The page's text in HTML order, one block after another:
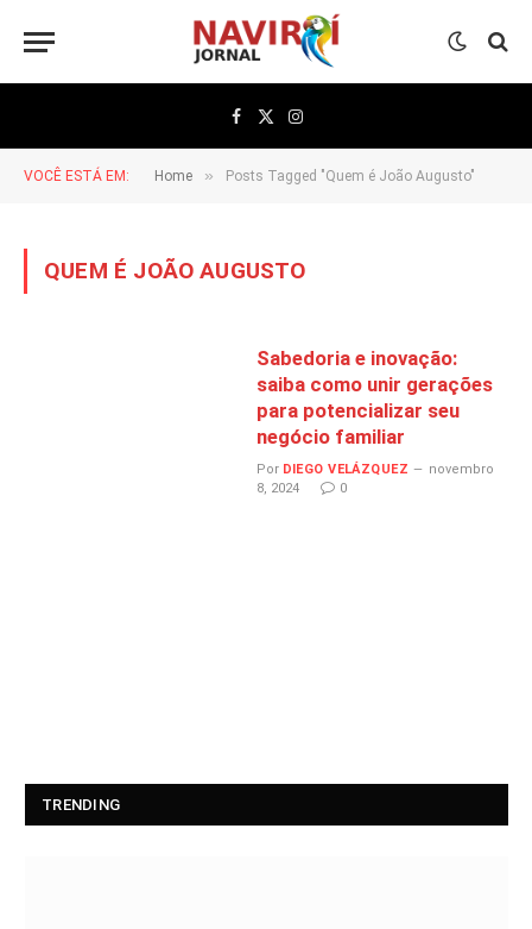
Facebook
X
(Twitter)
Instagram
VOCÊ ESTÁ EM: Home » Posts Tagged "Quem é João Augusto"
QUEM É JOÃO AUGUSTO
Sabedoria e inovação:
saiba como unir gerações
para potencializar seu
negócio familiar
Por DIEGO VELÁZQUEZ
novembro
8, 2024
0
TRENDING